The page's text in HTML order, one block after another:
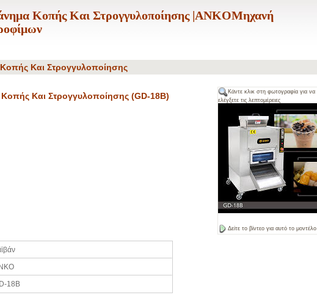
Κοπής Και Στρογγυλοποίησης |ANKOΜηχανή
Και Στρογγυλοποίησης
Κάντε κλικ στη φωτογραφία για να
ελέγξετε τις λεπτομέρειες
Δείτε το βίντεο για αυτό το μοντέλο
Και Στρογγυλοποίησης (GD-18B)
18B